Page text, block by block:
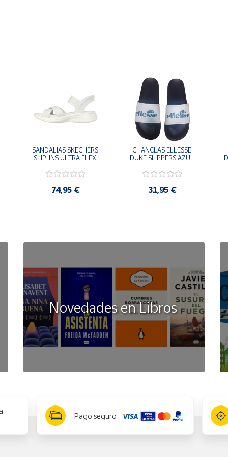
SANDALIAS SKECHERS
SLIP-INS ULTRA FLEX
BLANCO OFF 119975-
COMODAS MUJER
74,95 €
CHANCLAS ELLESSE
DUKE SLIPPERS AZUL
ADELAIDE022-E-
FLOP SANDALIAS
COMODAS HOMBRE
31,95 €
Novedades en Libros
Pago seguro